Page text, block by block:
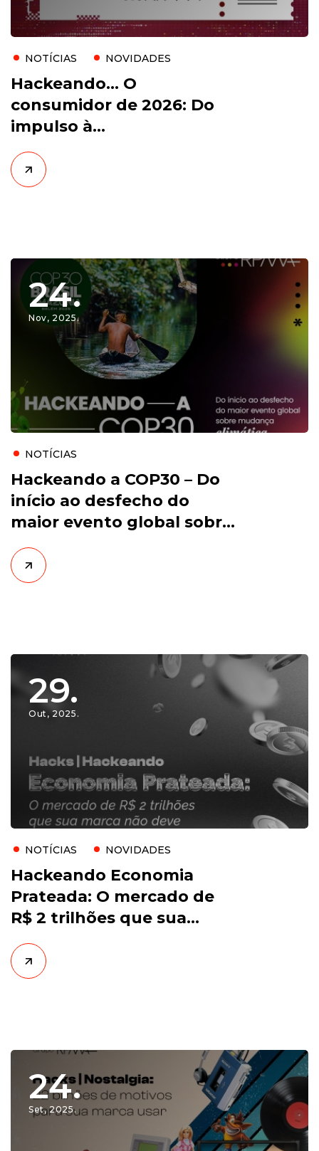
NOTÍCIAS NOVIDADES
Hackeando… O
consumidor de 2026: Do
impulso à
intencionalidade
24.
Nov, 2025.
NOTÍCIAS
Hackeando a COP30 – Do
início ao desfecho do
maior evento global sobre
mudança climática
29.
Out, 2025.
NOTÍCIAS NOVIDADES
Hackeando Economia
Prateada: O mercado de
R$ 2 trilhões que sua
marca não deve mais
ignorar
24.
Set, 2025.